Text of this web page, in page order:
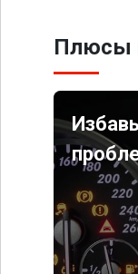
Плюсы